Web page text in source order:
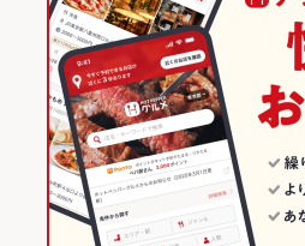
ッション、猫のおもちゃ
その他
飲み放題 なし
食べ放題 なし
お子様連れ
お子様連れOK ：お子様料金
料金となります。小学生以
軽食・その他グルメ
横浜 × その他グルメ
横浜 × 軽食・その他グルメ
東神奈川駅 × その他グルメ
神奈川 × カフェ・スイーツ
神奈川 × ネットカフェ・漫画喫茶・そ
神奈川 × その他グルメ
神奈川 × 軽食・その他グルメ
東神奈川のグルメランキング